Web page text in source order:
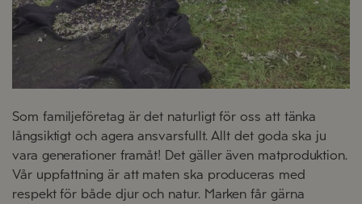
Som familjeföretag är det naturligt för oss att tänka
långsiktigt och agera ansvarsfullt. Allt det goda ska ju
vara generationer framåt! Det gäller även matproduktion.
Vår uppfattning är att maten ska produceras med
respekt för både djur och natur. Marken får gärna